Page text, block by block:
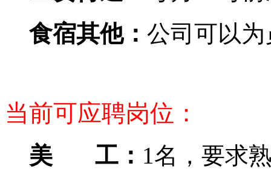
食宿其他： 公司可以
当前可应聘岗位：
美 工： 1名，要求